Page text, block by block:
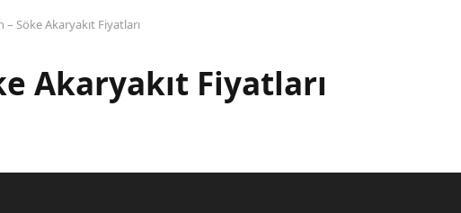
– Söke Akaryakıt Fiyatları
Akaryakıt Fiyatları